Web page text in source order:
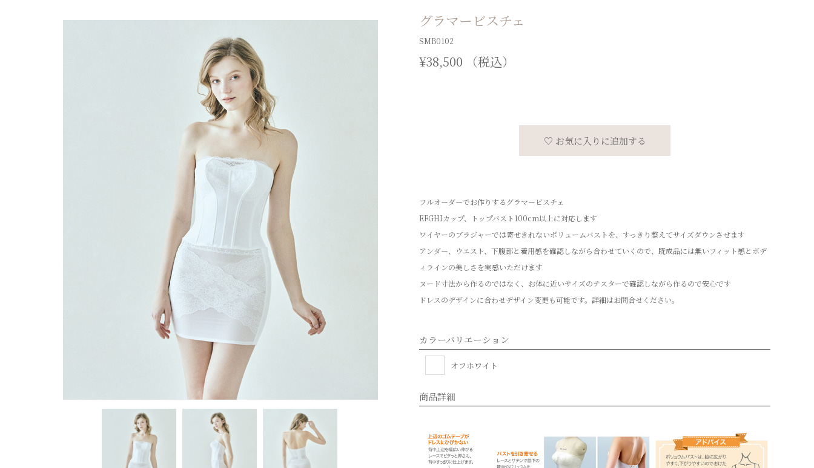
グラマービスチェ
SMB0102
¥38,500 （税込）
♡ お気に入りに追加する
フルオーダーでお作りするグラマービスチェ
EFGHIカップ、トップバスト100cm以上に対応します
ワイヤーのブラジャーでは寄せきれないボリュームバストを、すっきり整えてサイズダウンさせます
アンダー、ウエスト、下腹部と着用感を確認しながら合わせていくので、既成品には無いフィット感とボデ
ィラインの美しさを実感いただけます
ヌード寸法から作るのではなく、お体に近いサイズのテスターで確認しながら作るので安心です
ドレスのデザインに合わせデザイン変更も可能です。詳細はお問合せください。
カラーバリエーション
オフホワイト
商品詳細